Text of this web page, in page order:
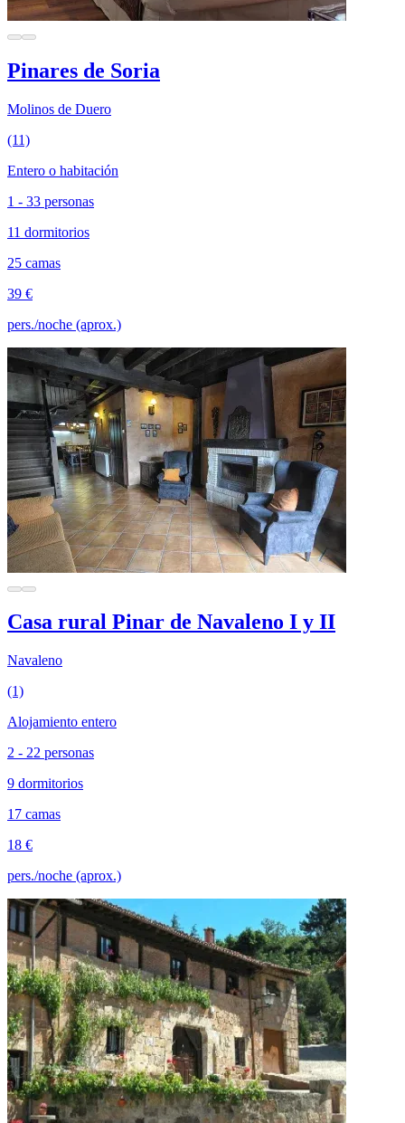
Pinares de Soria
Molinos de Duero
(11)
Entero o habitación
1 - 33 personas
11 dormitorios
25 camas
39 €
pers./noche (aprox.)
Casa rural Pinar de Navaleno I y II
Navaleno
(1)
Alojamiento entero
2 - 22 personas
9 dormitorios
17 camas
18 €
pers./noche (aprox.)